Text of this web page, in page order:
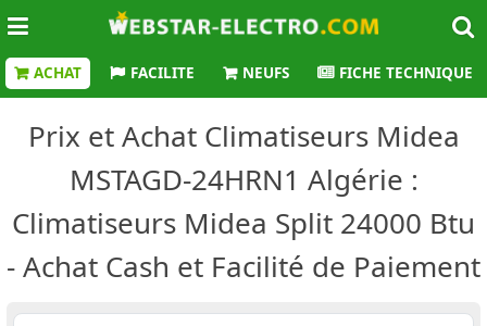
ACHAT FACILITE NEUFS FICHE TECHNIQUE
Prix et Achat Climatiseurs Midea
MSTAGD-24HRN1 Algérie :
Climatiseurs Midea Split 24000 Btu
- Achat Cash et Facilité de Paiement